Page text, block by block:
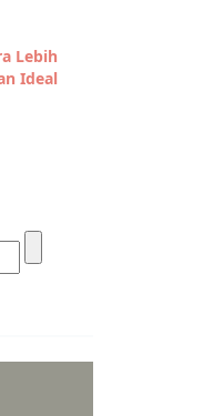
Lebih
Ideal